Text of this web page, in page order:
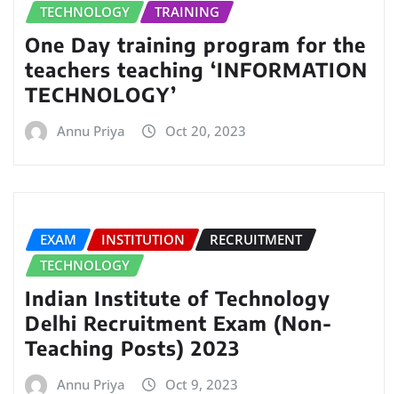
TECHNOLOGY
TRAINING
One Day training program for the
teachers teaching ‘INFORMATION
TECHNOLOGY’
Annu Priya Oct 20, 2023
EXAM INSTITUTION
RECRUITMENT
TECHNOLOGY
Indian Institute of Technology
Delhi Recruitment Exam (Non-
Teaching Posts) 2023
Annu Priya Oct 9, 2023